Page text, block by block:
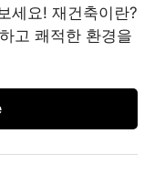
세요! 재건축이란?
고 쾌적한 환경을